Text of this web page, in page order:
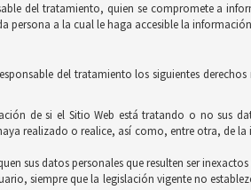
del tratamiento, quien se compromete a
persona a la cual le haga accesible la
del tratamiento los siguientes
de si el Sitio Web está tratando o no sus
realizado o realice, así como, entre otra, de
sus datos personales que resulten ser
siempre que la legislación vigente no